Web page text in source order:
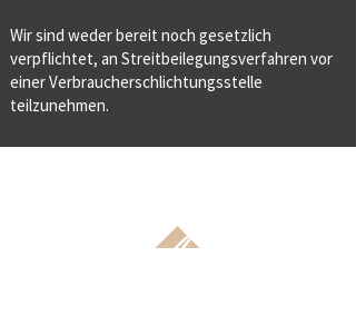
Wir sind weder bereit noch gesetzlich
verpflichtet, an Streitbeilegungsverfahren vor
einer Verbraucherschlichtungsstelle
teilzunehmen.